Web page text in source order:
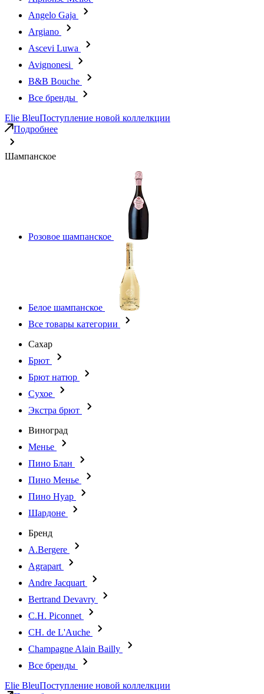
Angelo Gaja
Argiano
Ascevi Luwa
Avignonesi
B&B Bouche
Все бренды
Elie BleuПоступление новой коллелкции
Подробнее
Шампанское
Розовое шампанское
Белое шампанское
Все товары категории
Сахар
Брют
Брют натюр
Сухое
Экстра брют
Виноград
Менье
Пино Блан
Пино Менье
Пино Нуар
Шардоне
Бренд
A.Bergere
Agrapart
Andre Jacquart
Bertrand Devavry
C.H. Piconnet
CH. de L'Auche
Champagne Alain Bailly
Все бренды
Elie BleuПоступление новой коллелкции